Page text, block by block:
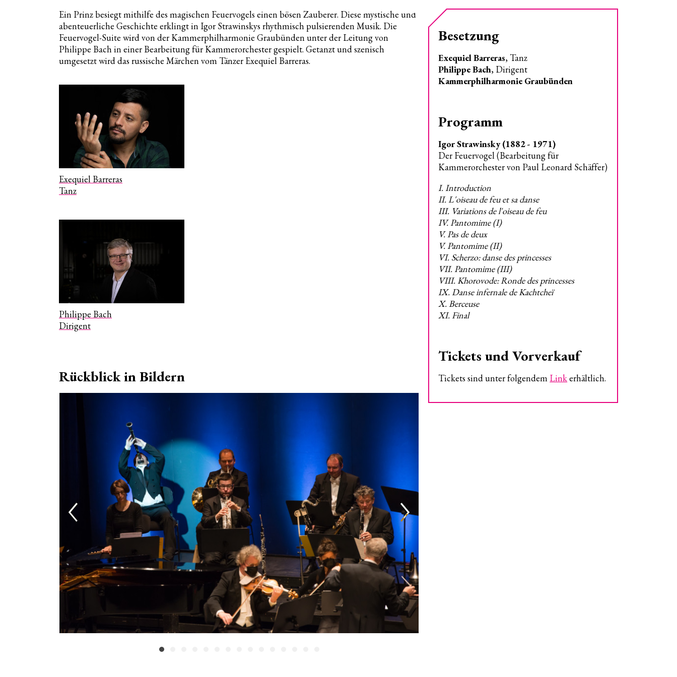
Ein Prinz besiegt mithilfe des magischen Feuervogels einen bösen Zauberer. Diese mystische und
abenteuerliche Geschichte erklingt in Igor Strawinskys rhythmisch pulsierenden Musik. Die
Feuervogel-Suite wird von der Kammerphilharmonie Graubünden unter der Leitung von
Philippe Bach in einer Bearbeitung für Kammerorchester gespielt. Getanzt und szenisch
umgesetzt wird das russische Märchen vom Tänzer Exequiel Barreras.
Exequiel Barreras
Tanz
Philippe Bach
Dirigent
Rückblick in Bildern
Besetzung
Exequiel Barreras, Tanz
Philippe Bach, Dirigent
Kammerphilharmonie Graubünden
Programm
Igor Strawinsky (1882 - 1971)
Der Feuervogel (Bearbeitung für
Kammerorchester von Paul Leonard Schäffer)
I. Introduction
II. L'oiseau de feu et sa danse
III. Variations de l'oiseau de feu
IV. Pantomime (I)
V. Pas de deux
V. Pantomime (II)
VI. Scherzo: danse des princesses
VII. Pantomime (III)
VIII. Khorovode: Ronde des princesses
IX. Danse infernale de Kachtcheï
X. Berceuse
XI. Final
Tickets und Vorverkauf
Tickets sind unter folgendem Link erhältlich.